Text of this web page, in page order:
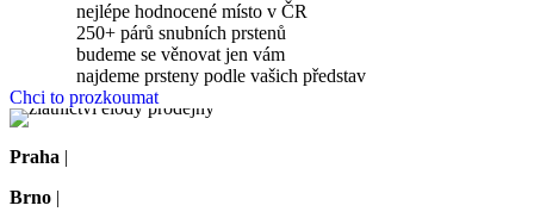
nejlépe hodnocené místo v ČR
250+ párů snubních prstenů
budeme se věnovat jen vám
najdeme prsteny podle vašich představ
Chci to prozkoumat
Praha |
Brno |